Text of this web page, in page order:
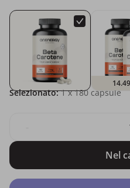
Selezionato: 1x 180 capsule
Nel